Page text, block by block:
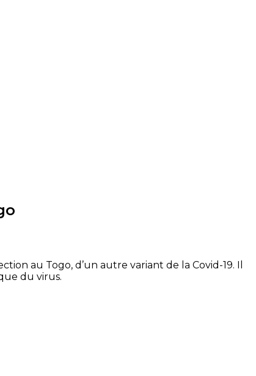
au Togo, d’un autre variant de la Covid-19. Il
du virus.